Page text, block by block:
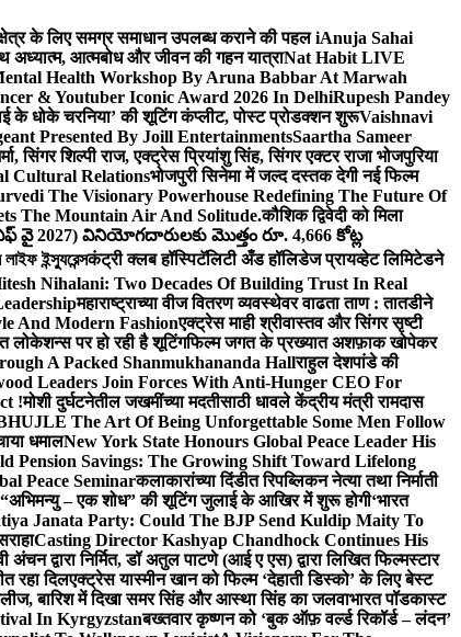
के लिए समग्र समाधान उपलब्ध कराने की पहल iAnuja Sahai
अध्यात्म, आत्मबोध और जीवन की गहन यात्राNat Habit LIVE
Health Workshop By Aruna Babbar At Marwah
& Youtuber Iconic Award 2026 In DelhiRupesh Pandey
के धोके चरनिया’ की शूटिंग कंप्लीट, पोस्ट प्रोडक्शन शुरूVaishnavi
Presented By Joill EntertainmentsSaartha Sameer
सिंगर शिल्पी राज, एक्ट्रेस प्रियांशु सिंह, सिंगर एक्टर राजा भोजपुरिया
Cultural Relationsभोजपुरी सिनेमा में जल्द दस्तक देगी नई फिल्म
The Visionary Powerhouse Redefining The Future Of
The Mountain Air And Solitude.कौशिक द्विवेदी को मिला
వై 2027) వినియోగదారులకు మొత్తం రూ. 4,666 కోట్ల
ইন্স্যুরেন্সकंट्री क्लब हॉस्पिटॅलिटी अँड हॉलिडेज प्रायव्हेट लिमिटेडने
Nihalani: Two Decades Of Building Trust In Real
महाराष्ट्राच्या वीज वितरण व्यवस्थेवर वाढता ताण : तातडीने
And Modern Fashionएक्ट्रेस माही श्रीवास्तव और सिंगर सृष्टी
लोकेशन्स पर हो रही है शूटिंगफिल्म जगत के प्रख्यात अशफ़ाक खोपेकर
A Packed Shanmukhananda Hallराहुल देशपांडे की
Leaders Join Forces With Anti-Hunger CEO For
!मोशी दुर्घटनेतील जखमींच्या मदतीसाठी धावले केंद्रीय मंत्री रामदास
The Art Of Being Unforgettable Some Men Follow
धमालNew York State Honours Global Peace Leader His
Savings: The Growing Shift Toward Lifelong
Peace Seminarकलाकारांच्या दिंडीत रिपब्लिकन नेत्या तथा निर्माती
– एक शोध” की शूटिंग जुलाई के आखिर में शुरू होगी‘भारत
Janata Party: Could The BJP Send Kuldip Maity To
Casting Director Kashyap Chandhock Continues His
अंचन द्वारा निर्मित, डॉ अतुल पाटणे (आई ए एस) द्वारा लिखित फिल्मस्टार
रहा दिलएक्ट्रेस यास्मीन खान को फिल्म ‘देहाती डिस्को’ के लिए बेस्ट
बारिश में दिखा समर सिंह और आस्था सिंह का जलवाभारत पॉडकास्ट
In Kyrgyzstanबख्तवार कृष्णन को ‘बुक ऑफ़ वर्ल्ड रिकॉर्ड – लंदन’